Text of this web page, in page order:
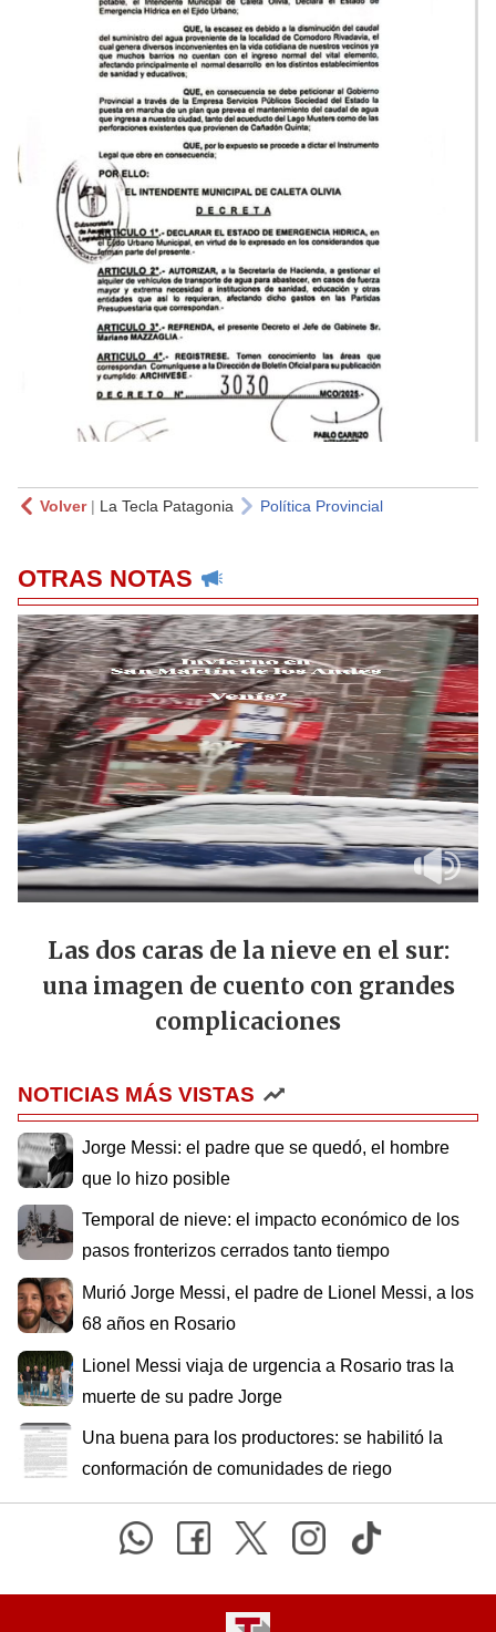
Volver| La Tecla Patagonia Política Provincial
OTRAS NOTAS
Las dos caras de la nieve en el sur:
una imagen de cuento con grandes
complicaciones
NOTICIAS MÁS VISTAS
Jorge Messi: el padre que se quedó, el hombre
que lo hizo posible
Temporal de nieve: el impacto económico de los
pasos fronterizos cerrados tanto tiempo
Murió Jorge Messi, el padre de Lionel Messi, a los
68 años en Rosario
Lionel Messi viaja de urgencia a Rosario tras la
muerte de su padre Jorge
Una buena para los productores: se habilitó la
conformación de comunidades de riego